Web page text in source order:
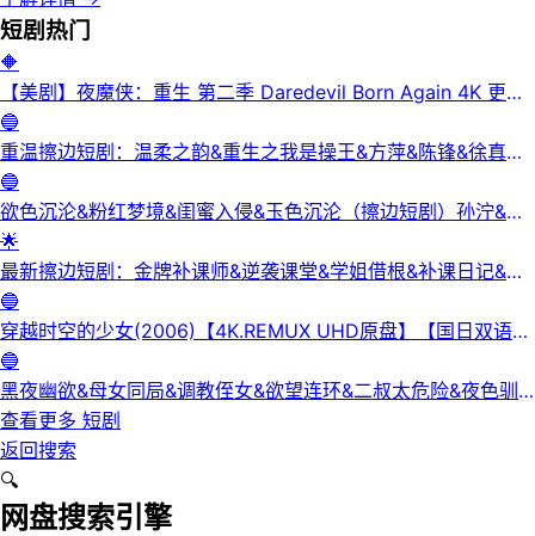
短剧 热门
🔶
【美剧】夜魔侠：重生 第二季 Daredevil Born Again 4K 更新
3集
🔵
重温擦边短剧：温柔之韵&重生之我是操王&方萍&陈锋&徐真真
&老刘又胖啦&刘倩宇
🔵
欲色沉沦&粉红梦境&闺蜜入侵&玉色沉沦（擦边短剧）孙泞&王
正洁
🌟
最新擦边短剧：金牌补课师&逆袭课堂&学姐借根&补课日记&身
下人&补习老师&学妹的第一课&课后有约（未删减版） 陈梓晴
🔵
穿越时空的少女(2006)【4K.REMUX UHD原盘】【国日双语】
【中文字幕】【爱情/科幻】
🔵
黑夜幽欲&母女同局&调教侄女&欲望连环&二叔太危险&夜色驯
服&黑夜欲牢（完整版）最新擦边短剧
查看更多 短剧
返回搜索
🔍
网盘搜索引擎